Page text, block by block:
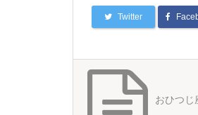
Twitter
おひつじ